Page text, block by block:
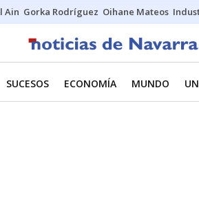
Ain Gorka Rodríguez Oihane Mateos
SUCESOS ECONOMÍA MUNDO